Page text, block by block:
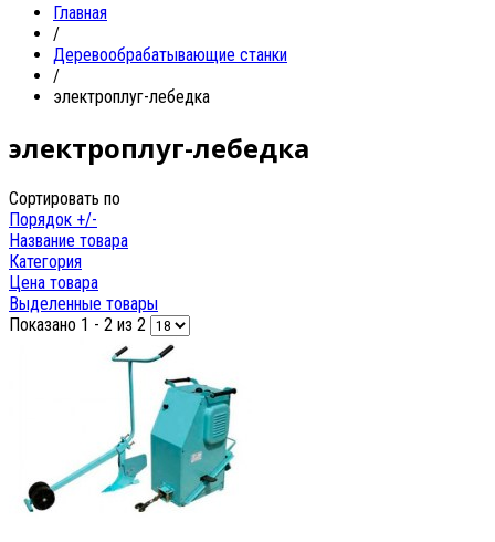
Главная
/
Деревообрабатывающие станки
/
электроплуг-лебедка
электроплуг-лебедка
Сортировать по
Порядок +/-
Название товара
Категория
Цена товара
Выделенные товары
Показано 1 - 2 из 2